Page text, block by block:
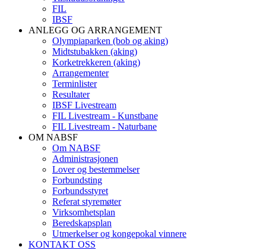
FIL
IBSF
ANLEGG OG ARRANGEMENT
Olympiaparken (bob og aking)
Midtstubakken (aking)
Korketrekkeren (aking)
Arrangementer
Terminlister
Resultater
IBSF Livestream
FIL Livestream - Kunstbane
FIL Livestream - Naturbane
OM NABSF
Om NABSF
Administrasjonen
Lover og bestemmelser
Forbundsting
Forbundsstyret
Referat styremøter
Virksomhetsplan
Beredskapsplan
Utmerkelser og kongepokal vinnere
KONTAKT OSS